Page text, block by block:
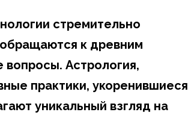
стремительно
к древним
вопросы. Астрология,
практики, укоренившиеся
уникальный взгляд на